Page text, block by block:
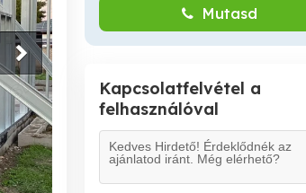
Mutasd
Kapcsolatfelvétel a
felhasználóval